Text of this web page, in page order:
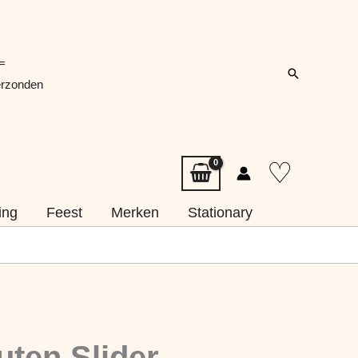
Zoeken
♡
Feest Merken
Stationary